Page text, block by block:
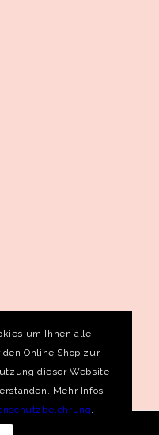
um Ihnen alle
Online Shop zur
dieser Website
Mehr Infos
.